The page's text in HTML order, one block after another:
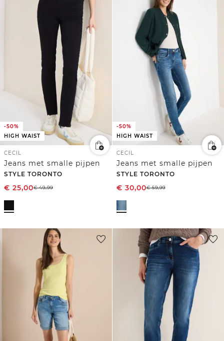
-50%
HIGH WAIST
CECIL
Jeans met smalle pijpen
STYLE TORONTO
€ 25,00€49,99
-50%
HIGH WAIST
CECIL
Jeans met smalle pijpen
STYLE TORONTO
€ 30,00€59,99